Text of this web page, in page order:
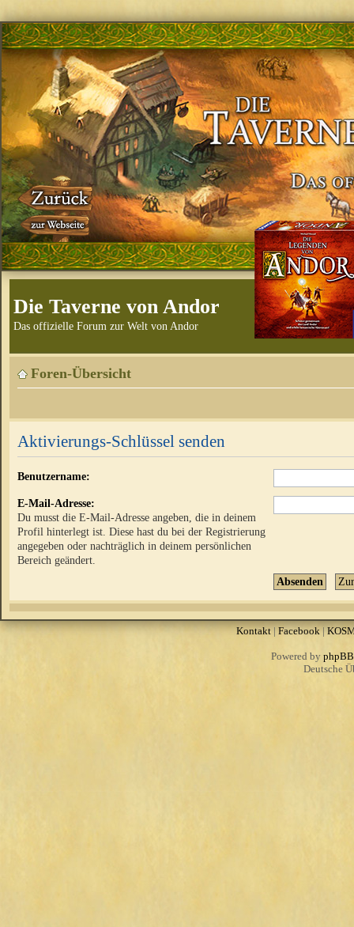
Die Taverne von Andor
Das offizielle Forum zur Welt von Andor
Foren-Übersicht
Aktivierungs-Schlüssel senden
Benutzername:
E-Mail-Adresse:
Du musst die E-Mail-Adresse angeben, die in deinem
Profil hinterlegt ist. Diese hast du bei der Registrierung
angegeben oder nachträglich in deinem persönlichen
Bereich geändert.
Kontakt| Facebook |
Powered by phpBB
Deutsche